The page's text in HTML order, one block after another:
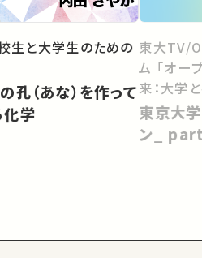
生と大学生のための
孔（あな）を作って
化学
東大TV/
ム 「オー
来：大学
向けて」
東京大
ン_